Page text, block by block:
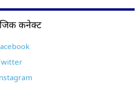
कनेक्ट